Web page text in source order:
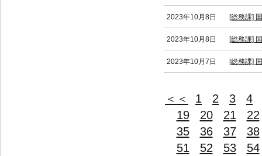
2023年10月8日 [総務課]
2023年10月8日 [総務課]
2023年10月7日 [総務課]
＜＜ 1 2 3
4
19
20 21
22
35
36 37
38
51
52 53
54